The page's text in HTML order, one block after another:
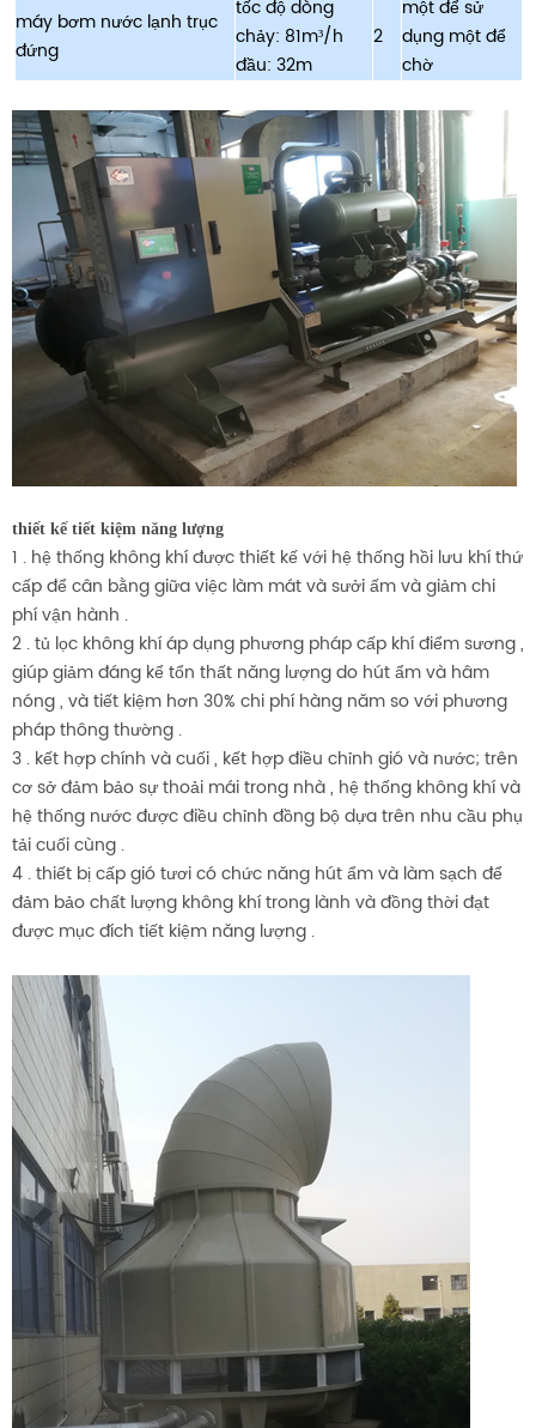
máy bơm nước lạnh trục
đứng
tốc độ dòng
chảy: 81m³/h
đầu: 32m
2
một để sử
dụng một để
chờ
thiết kế tiết kiệm năng lượng
1 . hệ thống không khí được thiết kế với hệ thống hồi lưu khí thứ
cấp để cân bằng giữa việc làm mát và sưởi ấm và giảm chi
phí vận hành .
2 . tủ lọc không khí áp dụng phương pháp cấp khí điểm sương ,
giúp giảm đáng kể tổn thất năng lượng do hút ẩm và hâm
nóng , và tiết kiệm hơn 30% chi phí hàng năm so với phương
pháp thông thường .
3 . kết hợp chính và cuối , kết hợp điều chỉnh gió và nước; trên
cơ sở đảm bảo sự thoải mái trong nhà , hệ thống không khí và
hệ thống nước được điều chỉnh đồng bộ dựa trên nhu cầu phụ
tải cuối cùng .
4 . thiết bị cấp gió tươi có chức năng hút ẩm và làm sạch để
đảm bảo chất lượng không khí trong lành và đồng thời đạt
được mục đích tiết kiệm năng lượng .